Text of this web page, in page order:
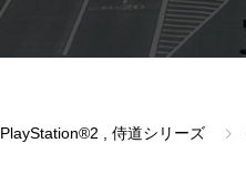
PlayStation®2 侍道シリーズ